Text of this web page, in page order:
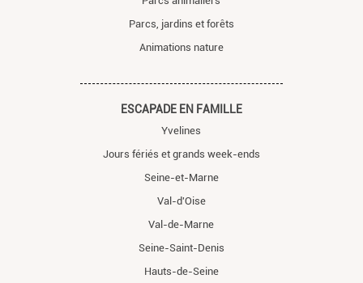
Parcs, jardins et forêts
Animations nature
ESCAPADE EN FAMILLE
Yvelines
Jours fériés et grands week-ends
Seine-et-Marne
Val-d'Oise
Val-de-Marne
Seine-Saint-Denis
Hauts-de-Seine